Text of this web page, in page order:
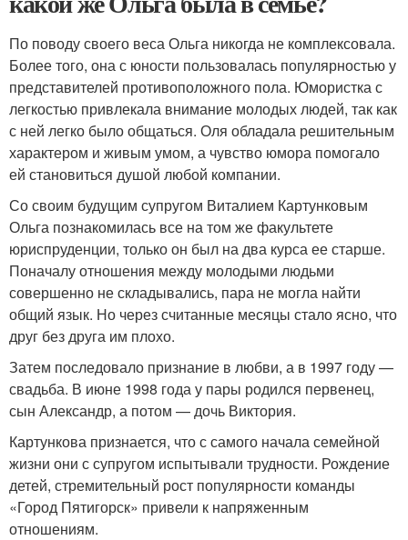
По поводу своего веса Ольга никогда не комплексовала.
Более того, она с юности пользовалась популярностью у
представителей противоположного пола. Юмористка с
легкостью привлекала внимание молодых людей, так как
с ней легко было общаться. Оля обладала решительным
характером и живым умом, а чувство юмора помогало
ей становиться душой любой компании.
Со своим будущим супругом Виталием Картунковым
Ольга познакомилась все на том же факультете
юриспруденции, только он был на два курса ее старше.
Поначалу отношения между молодыми людьми
совершенно не складывались, пара не могла найти
общий язык. Но через считанные месяцы стало ясно, что
друг без друга им плохо.
Затем последовало признание в любви, а в 1997 году —
свадьба. В июне 1998 года у пары родился первенец,
сын Александр, а потом — дочь Виктория.
Картункова признается, что с самого начала семейной
жизни они с супругом испытывали трудности. Рождение
детей, стремительный рост популярности команды
«Город Пятигорск» привели к напряженным
отношениям.